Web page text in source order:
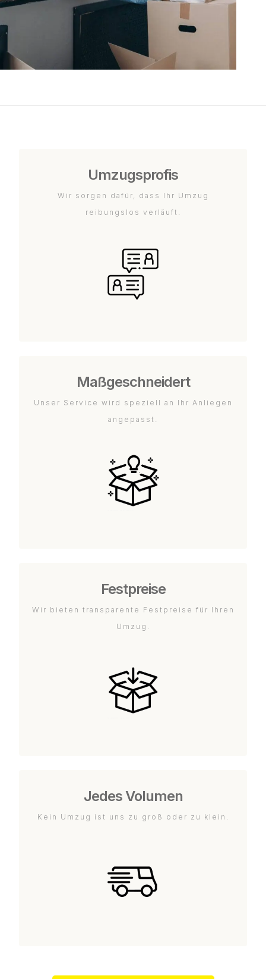
Umzugsprofis
Wir sorgen dafür, dass Ihr Umzug
reibungslos verläuft.
Maßgeschneidert
Unser Service wird speziell an Ihr Anliegen
angepasst.
Festpreise
Wir bieten transparente Festpreise für Ihren
Umzug.
Jedes Volumen
Kein Umzug ist uns zu groß oder zu klein.